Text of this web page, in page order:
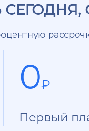
0₽
Первый